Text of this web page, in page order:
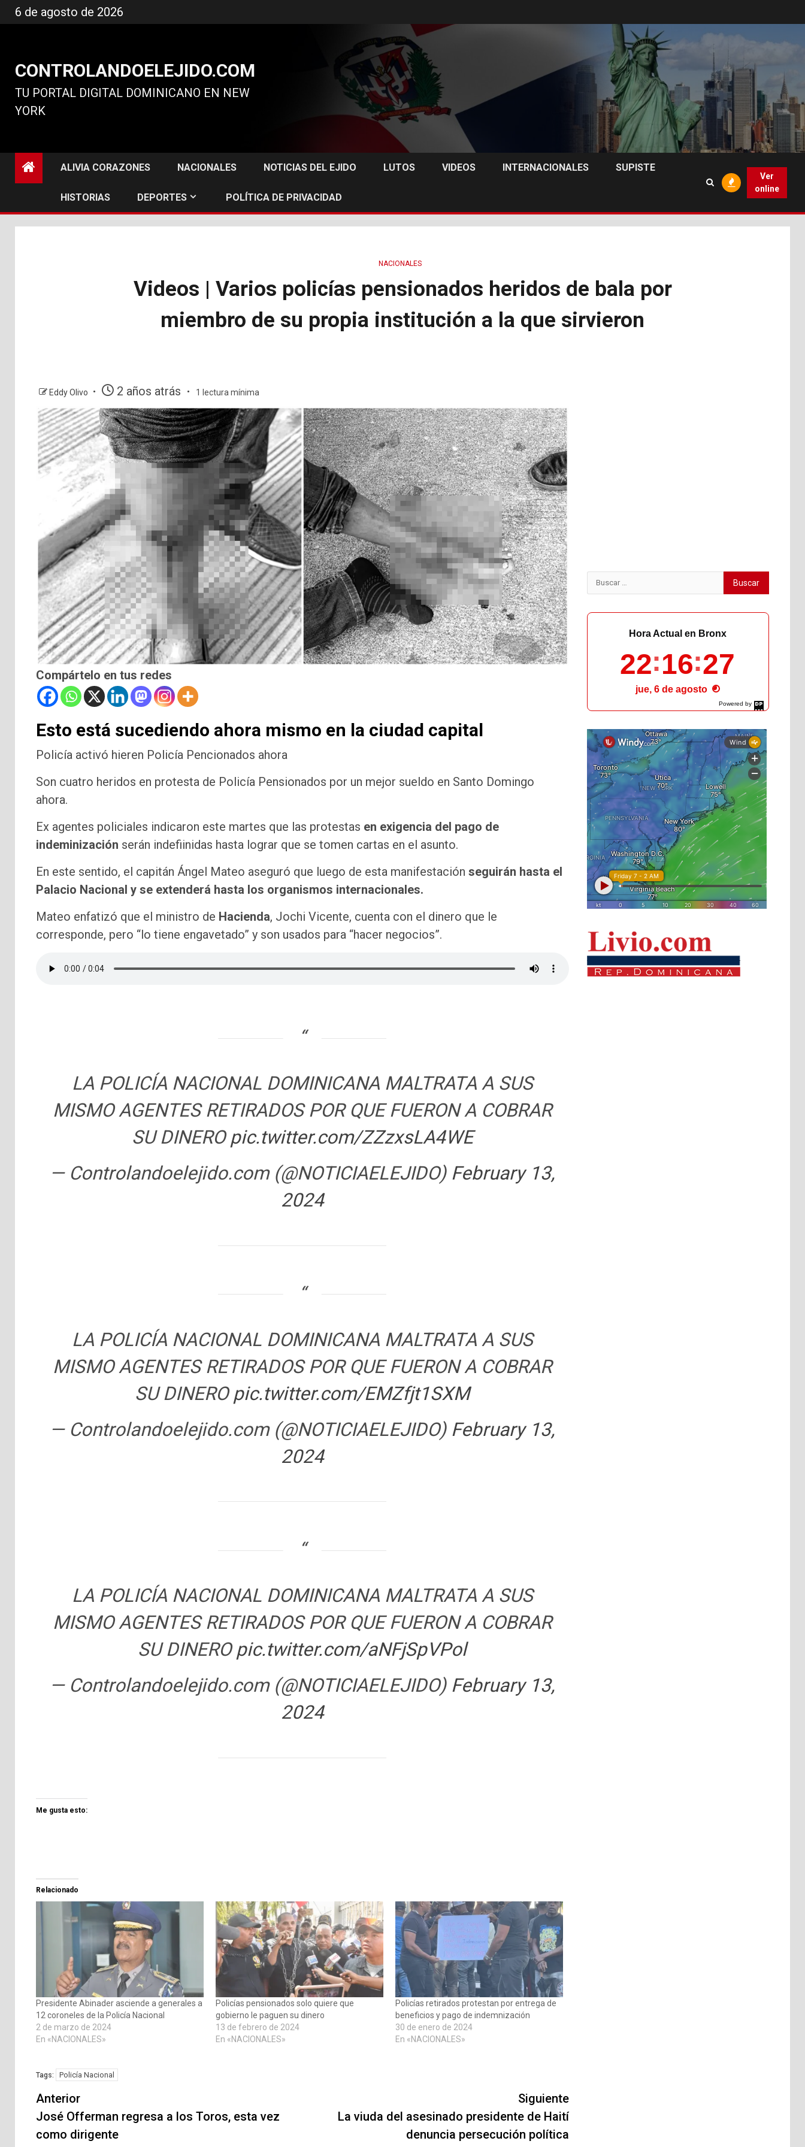
al
6 de agosto de 2026
CONTROLANDOELEJIDO.COM
TU PORTAL DIGITAL DOMINICANO EN NEW
YORK
ALIVIA CORAZONES NACIONALES NOTICIAS DEL EJIDO LUTOS VIDEOS INTERNACIONALES SUPISTE
HISTORIAS DEPORTES POLÍTICA DE PRIVACIDAD
Ver
online
NACIONALES
Videos | Varios policías pensionados heridos de bala por
miembro de su propia institución a la que sirvieron
Eddy Olivo 2 años atrás 1 lectura mínima
Compártelo en tus redes
Esto está sucediendo ahora mismo en la ciudad capital
Policía activó hieren Policía Pencionados ahora
Son cuatro heridos en protesta de Policía Pensionados por un mejor sueldo en Santo Domingo
ahora.
Ex agentes policiales indicaron este martes que las protestas en exigencia del pago de
indeminización serán indefiinidas hasta lograr que se tomen cartas en el asunto.
En este sentido, el capitán Ángel Mateo aseguró que luego de esta manifestación seguirán hasta el
Palacio Nacional y se extenderá hasta los organismos internacionales.
Mateo enfatizó que el ministro de Hacienda, Jochi Vicente, cuenta con el dinero que le
corresponde, pero “lo tiene engavetado” y son usados para “hacer negocios”.
LA POLICÍA NACIONAL DOMINICANA MALTRATA A SUS
MISMO AGENTES RETIRADOS POR QUE FUERON A COBRAR
SU DINERO pic.twitter.com/ZZzxsLA4WE
— Controlandoelejido.com (@NOTICIAELEJIDO) February 13,
2024
LA POLICÍA NACIONAL DOMINICANA MALTRATA A SUS
MISMO AGENTES RETIRADOS POR QUE FUERON A COBRAR
SU DINERO pic.twitter.com/EMZfjt1SXM
— Controlandoelejido.com (@NOTICIAELEJIDO) February 13,
2024
LA POLICÍA NACIONAL DOMINICANA MALTRATA A SUS
MISMO AGENTES RETIRADOS POR QUE FUERON A COBRAR
SU DINERO pic.twitter.com/aNFjSpVPol
— Controlandoelejido.com (@NOTICIAELEJIDO) February 13,
2024
Me gusta esto:
Relacionado
Presidente Abinader asciende a generales a
12 coroneles de la Policía Nacional
2 de marzo de 2024
En «NACIONALES»
Policías pensionados solo quiere que
gobierno le paguen su dinero
13 de febrero de 2024
En «NACIONALES»
Policías retirados protestan por entrega de
beneficios y pago de indemnización
30 de enero de 2024
En «NACIONALES»
Tags: Policía Nacional
Navegación
de
entradas
Anterior
José Offerman regresa a los Toros, esta vez
como dirigente
Siguiente
La viuda del asesinado presidente de Haití
denuncia persecución política
Buscar:
Powered by
DaysPedia.com
Hora Actual en Bronx
22 16 29
jue, 6 de agosto